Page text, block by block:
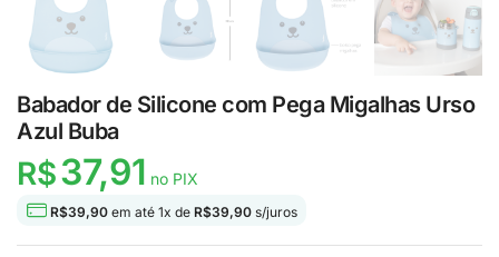
Babador de Silicone com Pega Migalhas Urso
Azul Buba
R$37,91 no PIX
R$39,90 em até 1x de R$39,90 s/juros